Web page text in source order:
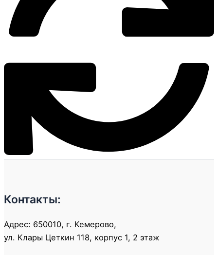
Контакты:
Адрес: 650010, г. Кемерово,
ул. Клары Цеткин 118, корпус 1, 2 этаж